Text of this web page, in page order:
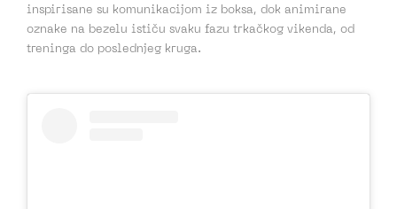
inspirisane su komunikacijom iz boksa, dok animirane
oznake na bezelu ističu svaku fazu trkačkog vikenda, od
treninga do poslednjeg kruga.